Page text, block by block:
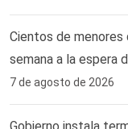
Cientos de menores
semana a la espera
7 de agosto de 2026